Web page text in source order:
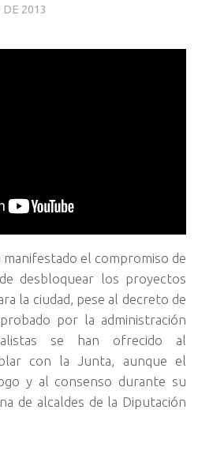
DE 2013
manifestado el compromiso de
desbloquear los proyectos
la ciudad, pese al decreto de
por la administración
se han ofrecido al
con la Junta, aunque el
y al consenso durante su
de alcaldes de la Diputación